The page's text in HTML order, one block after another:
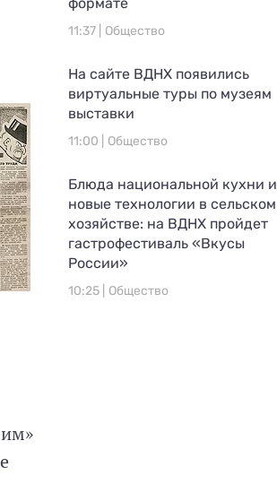
11:37 | Общество
На сайте ВДНХ появились
виртуальные туры по музеям
выставки
11:00 | Общество
Блюда национальной кухни и
новые технологии в сельском
хозяйстве: на ВДНХ пройдет
гастрофестиваль «Вкусы
России»
10:25 | Общество